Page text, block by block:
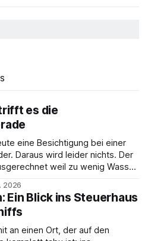
es die
eine Besichtigung bei einer
Daraus wird leider nichts. Der
weil zu wenig Wasser
die Donau hinunter Richtung
2026
Ein Blick ins Steuerhaus
an einen Ort, der auf den